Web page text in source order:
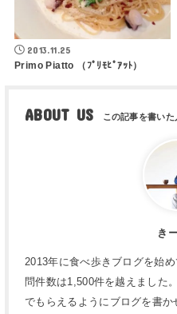
2013.11.25
Primo Piatto （ﾌﾟﾘﾓﾋﾟｱｯﾄ）
ABOUT US
き
2013年に食べ歩きブログを始
問件数は1,500件を越えました
でもらえるようにブログを書